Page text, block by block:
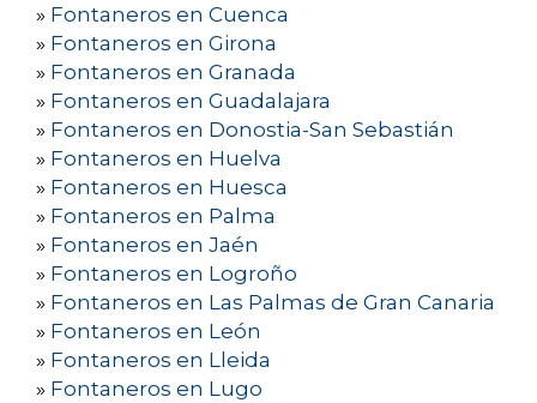
» Fontaneros en Cuenca
» Fontaneros en Girona
» Fontaneros en Granada
» Fontaneros en Guadalajara
» Fontaneros en Donostia-San Sebastián
» Fontaneros en Huelva
» Fontaneros en Huesca
» Fontaneros en Palma
» Fontaneros en Jaén
» Fontaneros en Logroño
» Fontaneros en Las Palmas de Gran Canaria
» Fontaneros en León
» Fontaneros en Lleida
» Fontaneros en Lugo